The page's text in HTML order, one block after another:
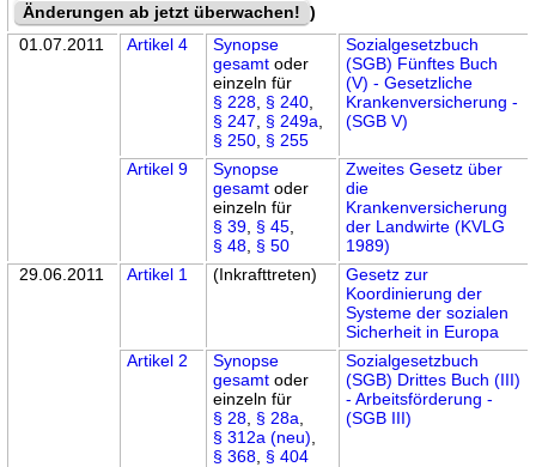
Änderungen ab jetzt überwachen! )
01.07.2011
Artikel 4
Synopse
gesamt oder
einzeln für
§ 228 § 240
§ 247
§ 249a
§ 250 § 255
Sozialgesetzbuch
(SGB) Fünftes Buch
(V) - Gesetzliche
Krankenversicherung -
(SGB V)
Artikel 9
Synopse
gesamt oder
einzeln für
§ 39 § 45
§ 48 § 50
Zweites Gesetz über
die
Krankenversicherung
der Landwirte (KVLG
1989)
29.06.2011
Artikel 1 (Inkrafttreten)
Gesetz zur
Koordinierung der
Systeme der sozialen
Sicherheit in Europa
Artikel 2
Synopse
gesamt oder
einzeln für
§ 28 § 28a
§ 312a (neu)
§ 368 § 404
Sozialgesetzbuch
(SGB) Drittes Buch (III)
- Arbeitsförderung -
(SGB III)